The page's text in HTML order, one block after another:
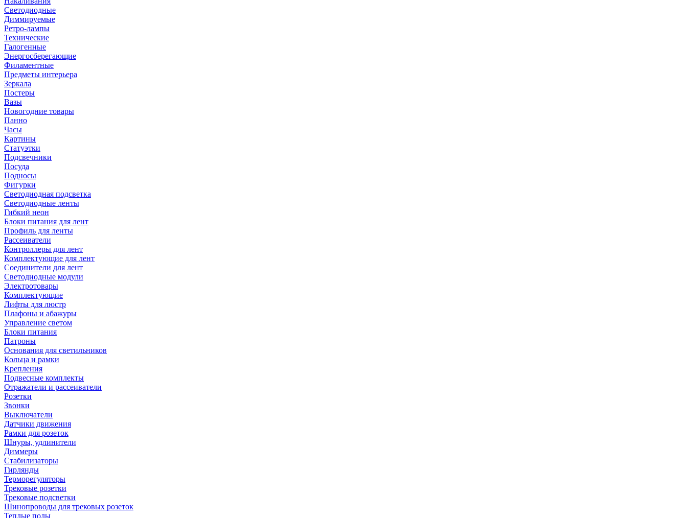
Светодиодные
Диммируемые
Ретро-лампы
Технические
Галогенные
Энергосберегающие
Филаментные
Предметы интерьера
Зеркала
Постеры
Вазы
Новогодние товары
Панно
Часы
Картины
Статуэтки
Подсвечники
Посуда
Подносы
Фигурки
Светодиодная подсветка
Светодиодные ленты
Гибкий неон
Блоки питания для лент
Профиль для ленты
Рассеиватели
Контроллеры для лент
Комплектующие для лент
Соединители для лент
Светодиодные модули
Электротовары
Комплектующие
Лифты для люстр
Плафоны и абажуры
Управление светом
Блоки питания
Патроны
Основания для светильников
Кольца и рамки
Крепления
Подвесные комплекты
Отражатели и рассеиватели
Розетки
Звонки
Выключатели
Датчики движения
Рамки для розеток
Шнуры, удлинители
Диммеры
Стабилизаторы
Гирлянды
Терморегуляторы
Трековые розетки
Трековые подсветки
Шинопроводы для трековых розеток
Теплые полы